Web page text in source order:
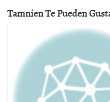
Tamnien Te Pueden